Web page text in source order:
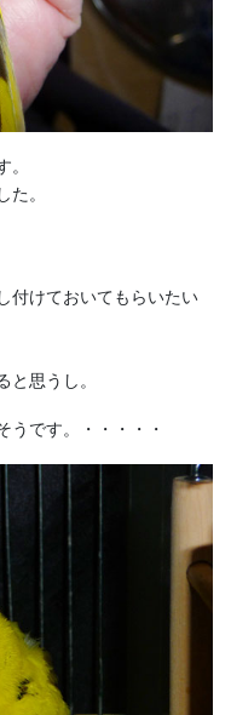
。
付けておいてもらいたい
と思うし。
うです。・・・・・